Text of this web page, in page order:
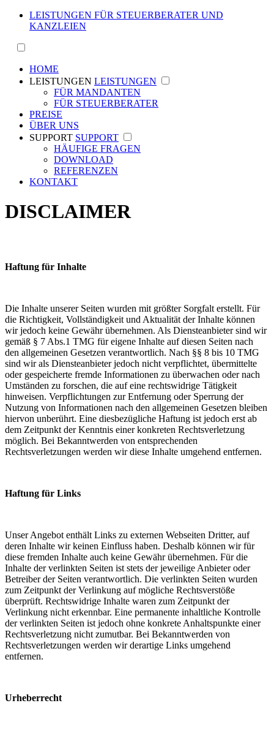
LEISTUNGEN FÜR STEUERBERATER UND
KANZLEIEN
HOME
LEISTUNGEN LEISTUNGEN
FÜR MANDANTEN
FÜR STEUERBERATER
PREISE
ÜBER UNS
SUPPORT SUPPORT
HÄUFIGE FRAGEN
DOWNLOAD
REFERENZEN
KONTAKT
DISCLAIMER
Haftung für Inhalte
Die Inhalte unserer Seiten wurden mit größter Sorgfalt erstellt. Für
die Richtigkeit, Vollständigkeit und Aktualität der Inhalte können
wir jedoch keine Gewähr übernehmen. Als Diensteanbieter sind wir
gemäß § 7 Abs.1 TMG für eigene Inhalte auf diesen Seiten nach
den allgemeinen Gesetzen verantwortlich. Nach §§ 8 bis 10 TMG
sind wir als Diensteanbieter jedoch nicht verpflichtet, übermittelte
oder gespeicherte fremde Informationen zu überwachen oder nach
Umständen zu forschen, die auf eine rechtswidrige Tätigkeit
hinweisen. Verpflichtungen zur Entfernung oder Sperrung der
Nutzung von Informationen nach den allgemeinen Gesetzen bleiben
hiervon unberührt. Eine diesbezügliche Haftung ist jedoch erst ab
dem Zeitpunkt der Kenntnis einer konkreten Rechtsverletzung
möglich. Bei Bekanntwerden von entsprechenden
Rechtsverletzungen werden wir diese Inhalte umgehend entfernen.
Haftung für Links
Unser Angebot enthält Links zu externen Webseiten Dritter, auf
deren Inhalte wir keinen Einfluss haben. Deshalb können wir für
diese fremden Inhalte auch keine Gewähr übernehmen. Für die
Inhalte der verlinkten Seiten ist stets der jeweilige Anbieter oder
Betreiber der Seiten verantwortlich. Die verlinkten Seiten wurden
zum Zeitpunkt der Verlinkung auf mögliche Rechtsverstöße
überprüft. Rechtswidrige Inhalte waren zum Zeitpunkt der
Verlinkung nicht erkennbar. Eine permanente inhaltliche Kontrolle
der verlinkten Seiten ist jedoch ohne konkrete Anhaltspunkte einer
Rechtsverletzung nicht zumutbar. Bei Bekanntwerden von
Rechtsverletzungen werden wir derartige Links umgehend
entfernen.
Urheberrecht